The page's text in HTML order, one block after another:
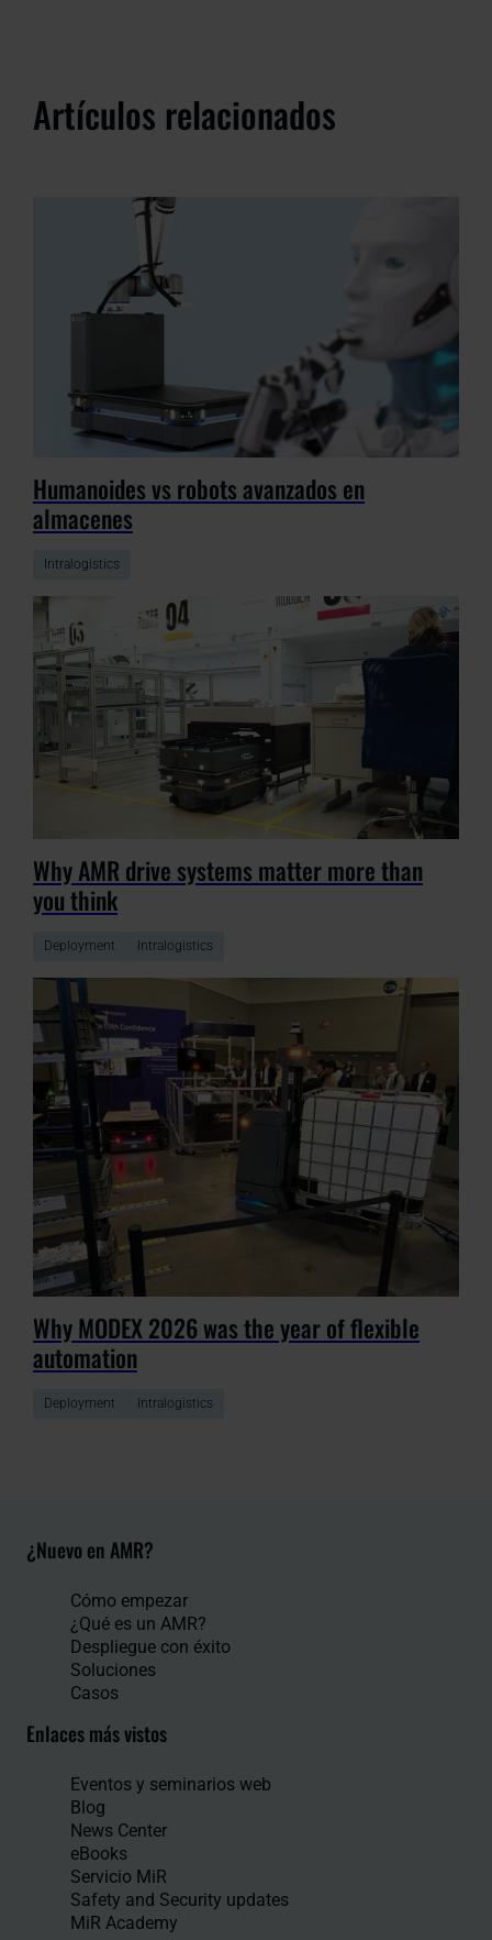
Artículos relacionados
Humanoides vs robots avanzados en
almacenes
Intralogistics
Why AMR drive systems matter more than
you think
Deployment Intralogistics
Why MODEX 2026 was the year of flexible
automation
Deployment Intralogistics
¿Nuevo en AMR?
Cómo empezar
¿Qué es un AMR?
Despliegue con éxito
Soluciones
Casos
Enlaces más vistos
Eventos y seminarios web
Blog
News Center
eBooks
Servicio MiR
Safety and Security updates
MiR Academy